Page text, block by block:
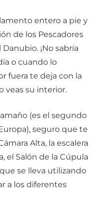
entero a pie y
de los Pescadores
¡No sabría
o cuando lo
fuera te deja con la
veas su interior.
(es el segundo
seguro que te
Alta, la escalera
el Salón de la Cúpula
se lleva utilizando
a los diferentes